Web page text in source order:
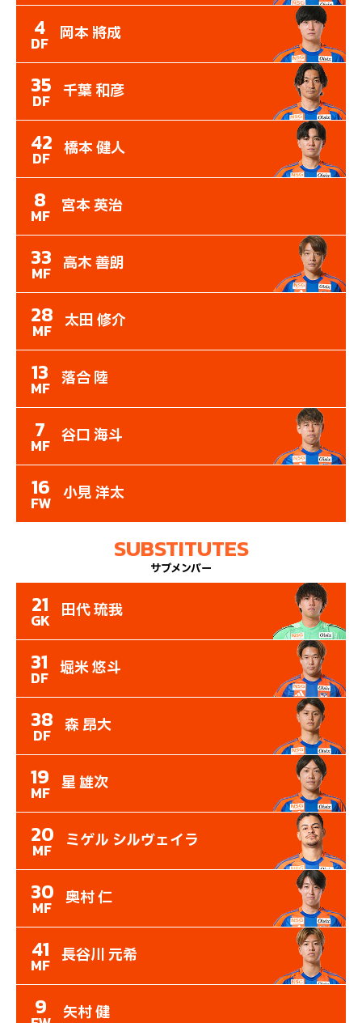
4
DF 岡本 將成
35
DF 千葉 和彦
42
DF 橋本 健人
8
MF 宮本 英治
33
MF 高木 善朗
28
MF 太田 修介
13
MF 落合 陸
7
MF 谷口 海斗
16
FW 小見 洋太
SUBSTITUTES
サブメンバー
21
GK 田代 琉我
31
DF 堀米 悠斗
38
DF 森 昂大
19
MF 星 雄次
20
MF ミゲル シルヴェイラ
30
MF 奥村 仁
41
MF 長谷川 元希
9 矢村 健